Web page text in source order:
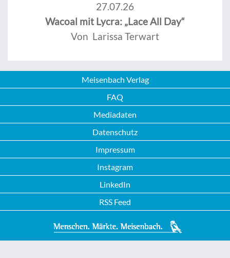
27.07.26
Wacoal mit Lycra: „Lace All Day“
Von Larissa Terwart
Meisenbach Verlag
FAQ
Mediadaten
Datenschutz
Impressum
Instagram
LinkedIn
RSS Feed